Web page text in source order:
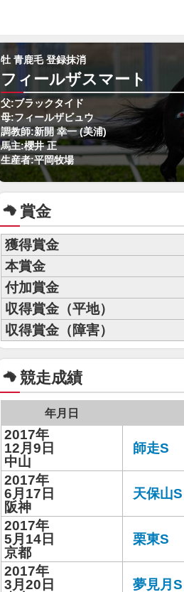
牡 青鹿毛 登録抹消
フィールザスマート
父:ブラックタイド
母:フィールザビュウ
調教師:新開 幸一 (美浦)
馬主:櫻井 正
生産者:平岡牧場
賞金
獲得賞金
本賞金
付加賞金
収得賞金（平地）
収得賞金（障害）
競走成績
年月日
2017年
12月9日
中山
師走S
2017年
6月17日
阪神
天保山S
2017年
5月14日
京都
栗東S
2017年
3月20日
夢見月S